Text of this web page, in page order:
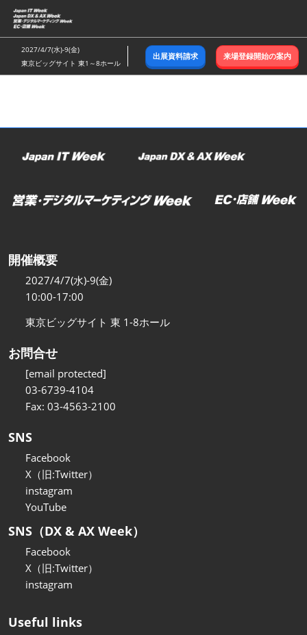
ス
キ
ッ
し
む
2027/4/7(水)-9(金)
東京ビッグサイト 東1～8ホール
出展資料請求 来場登録開始の案内
開催概要
2027/4/7(水)-9(金)
10:00-17:00
東京ビッグサイト 東 1-8ホール
お問合せ
[email protected]
03-6739-4104
Fax: 03-4563-2100
SNS
Facebook
X（旧:Twitter）
instagram
YouTube
SNS（DX & AX Week）
Facebook
X（旧:Twitter）
instagram
Useful links